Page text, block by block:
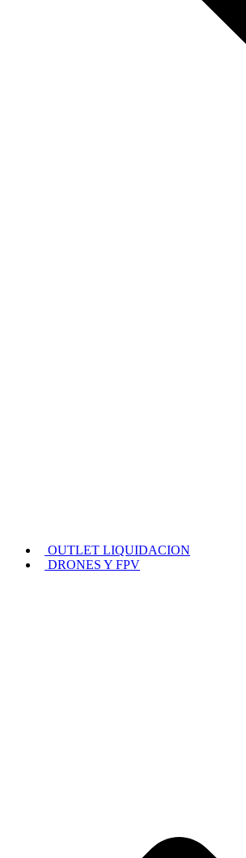
OUTLET LIQUIDACION
DRONES Y FPV